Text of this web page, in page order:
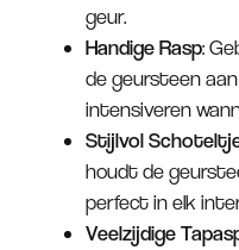
geur.
Handige Rasp:
de geursteen
intensiveren
Stijlvol
houdt de
perfect in elk
Veelzijdige